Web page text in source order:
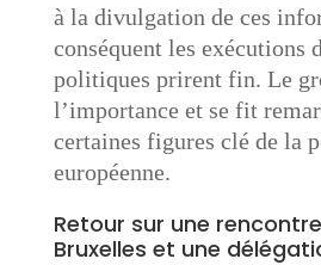
à la divulgation de ces
conséquent les exécutions
politiques prirent fin. Le
l’importance et se fit
certaines figures clé de la
européenne.
Retour sur une
Bruxelles et une